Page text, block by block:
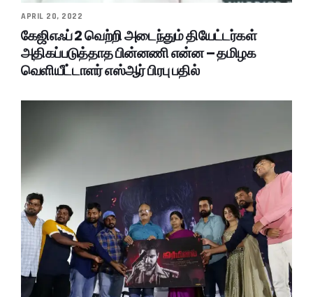
APRIL 20, 2022
கேஜிஎஃப் 2 வெற்றி அடைந்தும் தியேட்டர்கள்
அதிகப்படுத்தாத பின்னணி என்ன – தமிழக
வெளியீட்டாளர் எஸ்ஆர் பிரபு பதில்